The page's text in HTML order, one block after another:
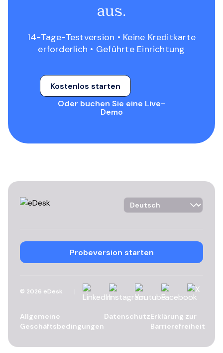
aus.
14-Tage-Testversion • Keine Kreditkarte
erforderlich • Geführte Einrichtung
Kostenlos starten
Oder buchen Sie eine Live-
Demo
Language Selector
Probeversion starten
© 2026 eDesk LinkedInInstagramYouTubeFacebook
X
Allgemeine
Geschäftsbedingungen
DatenschutzErklärung zur
Barrierefreiheit